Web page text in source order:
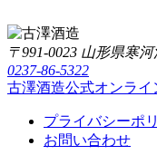
〒991-0023 山形県寒
0237-86-5322
古澤酒造公式オンライ
プライバシーポ
お問い合わせ